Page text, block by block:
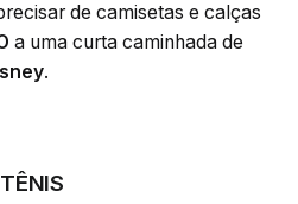
de camisetas e calças
a uma curta caminhada de
.
TÊNIS